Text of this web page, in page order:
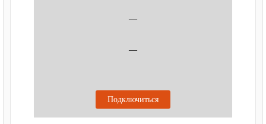
—
—
Подключиться